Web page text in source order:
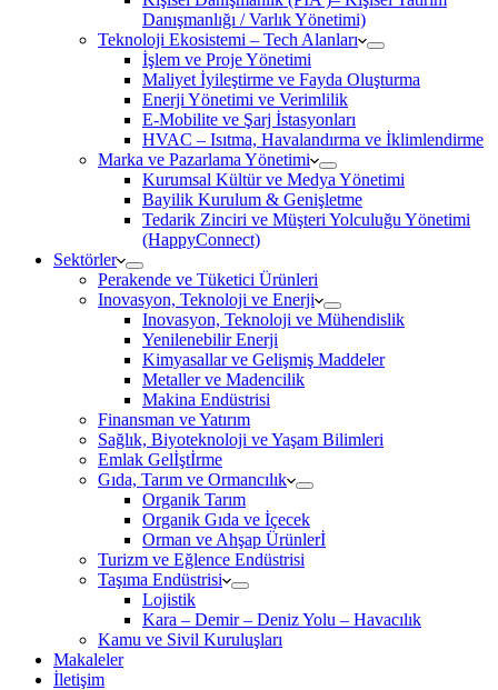
Danışmanlığı / Varlık Yönetimi)
Teknoloji Ekosistemi – Tech Alanları
İşlem ve Proje Yönetimi
Maliyet İyileştirme ve Fayda Oluşturma
Enerji Yönetimi ve Verimlilik
E-Mobilite ve Şarj İstasyonları
HVAC – Isıtma, Havalandırma ve İklimlendirme
Marka ve Pazarlama Yönetimi
Kurumsal Kültür ve Medya Yönetimi
Bayilik Kurulum & Genişletme
Tedarik Zinciri ve Müşteri Yolculuğu Yönetimi
(HappyConnect)
Sektörler
Perakende ve Tüketici Ürünleri
Inovasyon, Teknoloji ve Enerji
Inovasyon, Teknoloji ve Mühendislik
Yenilenebilir Enerji
Kimyasallar ve Gelişmiş Maddeler
Metaller ve Madencilik
Makina Endüstrisi
Finansman ve Yatırım
Sağlık, Biyoteknoloji ve Yaşam Bilimleri
Emlak Gelİştİrme
Gıda, Tarım ve Ormancılık
Organik Tarım
Organik Gıda ve İçecek
Orman ve Ahşap Ürünlerİ
Turizm ve Eğlence Endüstrisi
Taşıma Endüstrisi
Lojistik
Kara – Demir – Deniz Yolu – Havacılık
Kamu ve Sivil Kuruluşları
Makaleler
İletişim